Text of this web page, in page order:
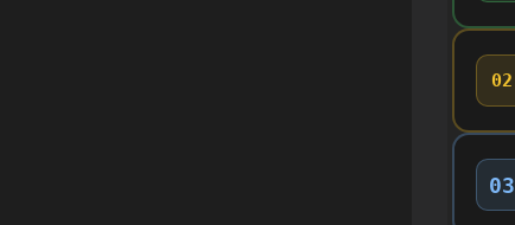
02
03